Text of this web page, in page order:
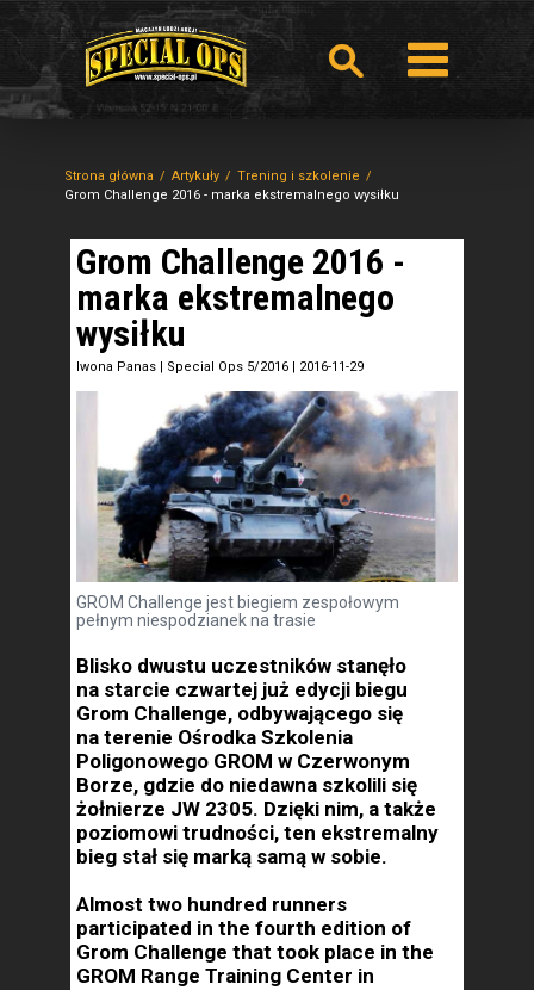
Strona główna Artykuły
Trening i szkolenie
Grom Challenge 2016 - marka ekstremalnego wysiłku
Grom Challenge 2016 -
marka ekstremalnego
wysiłku
Iwona Panas | Special Ops 5/2016 | 2016-11-29
GROM Challenge jest biegiem zespołowym
pełnym niespodzianek na trasie
Blisko dwustu uczestników stanęło
na starcie czwartej już edycji biegu
Grom Challenge, odbywającego się
na terenie Ośrodka Szkolenia
Poligonowego GROM w Czerwonym
Borze, gdzie do niedawna szkolili się
żołnierze JW 2305. Dzięki nim, a także
poziomowi trudności, ten ekstremalny
bieg stał się marką samą w sobie.
Almost two hundred runners
participated in the fourth edition of
Grom Challenge that took place in the
GROM Range Training Center in